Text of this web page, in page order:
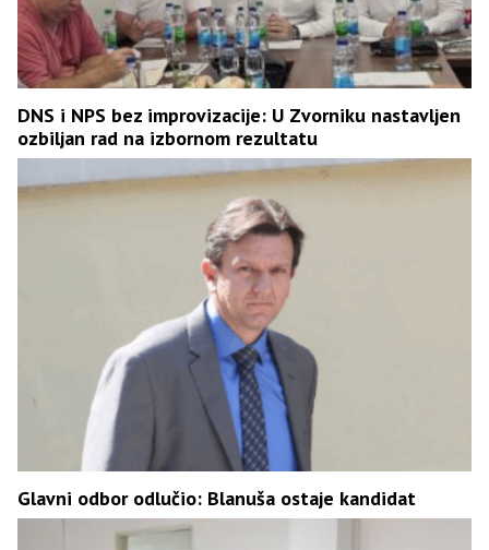
DNS i NPS bez improvizacije: U Zvorniku nastavljen
ozbiljan rad na izbornom rezultatu
Glavni odbor odlučio: Blanuša ostaje kandidat